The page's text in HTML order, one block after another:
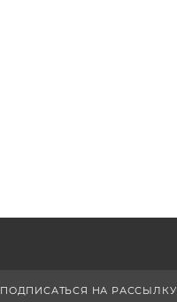
ПОДПИСАТЬСЯ НА РАССЫЛКУ